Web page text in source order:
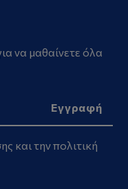
να μαθαίνετε όλα
και τηνπολιτική